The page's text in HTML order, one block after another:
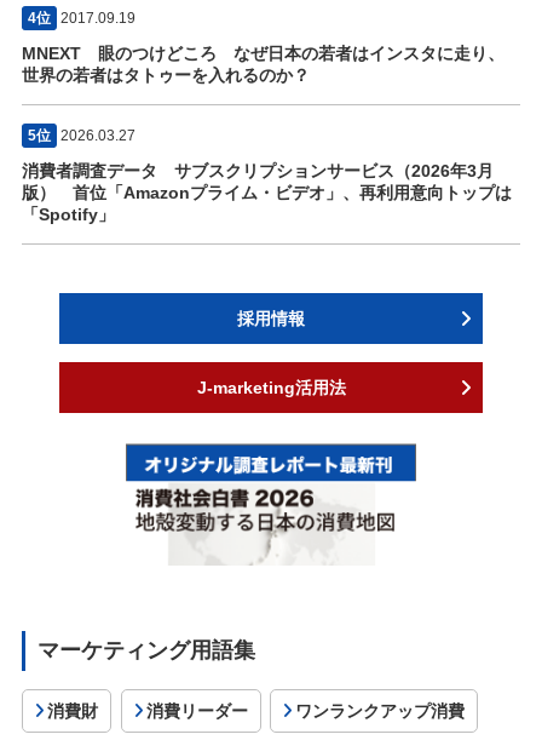
4位 2017.09.19
MNEXT 眼のつけどころ なぜ日本の若者はインスタに走り、
世界の若者はタトゥーを入れるのか？
5位 2026.03.27
消費者調査データ サブスクリプションサービス（2026年3月
版） 首位「Amazonプライム・ビデオ」、再利用意向トップは
「Spotify」
採用情報
J-marketing活用法
マーケティング用語集
消費財 消費リーダー ワンランクアップ消費